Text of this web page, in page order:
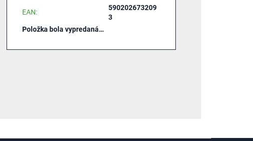
EAN:
590202673209
3
Položka bola vypredaná…